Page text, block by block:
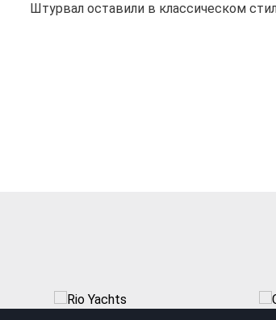
Штурвал оставили в классическом